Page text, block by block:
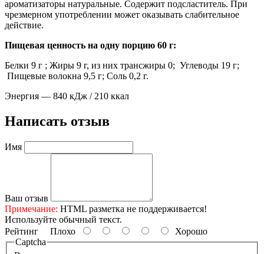
ароматизаторы натуральные. Содержит подсластитель. При
чрезмерном употреблении может оказывать слабительное
действие.
Пищевая ценность на одну порцию 60 г:
Белки 9 г ; Жиры 9 г, из них трансжиры 0; Углеводы 19 г;
Пищевые волокна 9,5 г; Соль 0,2 г.
Энергия — 840 кДж / 210 ккал
Написать отзыв
Имя
Ваш отзыв
Примечание: HTML разметка не поддерживается!
Используйте обычный текст.
Рейтинг Плохо
Хорошо
Captcha